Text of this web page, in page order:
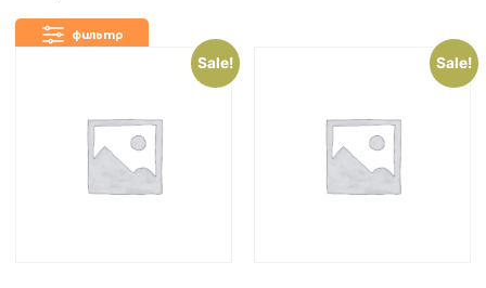
фильтр
Sale! Sale!